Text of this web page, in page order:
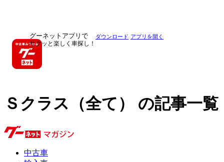
グーネットアプリで
サクッと楽しく車探し！
ダウンロード アプリを開く
Ｓクラス（全て） の記事一覧
中古車